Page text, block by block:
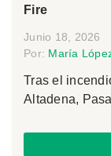
Fire
Junio 18, 2026
Por: María
Tras el
Altadena,